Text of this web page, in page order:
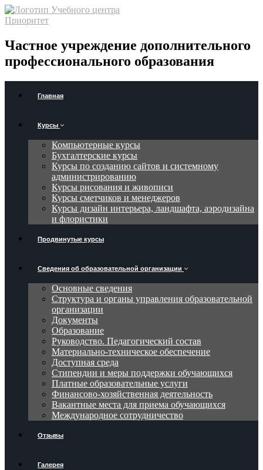
Частное учреждение дополнительного
профессионального образования
Главная
Курсы
Компьютерные курсы
Бухгалтерские курсы
Курсы по созданию сайтов и системному
администрированию
Курсы рисования и живописи
Курсы сметчиков и менеджеров
Курсы дизайн интерьера, ландшафта, аэродизайна
и флористики
Продвинутые курсы
Сведения об образовательной организации
Основные сведения
Структура и органы управления образовательной
организации
Документы
Образование
Руководство. Педагогический состав
Материально-техническое обеспечение
Доступная среда
Стипендии и меры поддержки обучающихся
Платные образовательные услуги
Финансово-хозяйственная деятельность
Вакантные места для приема обучающихся
Международное сотрудничество
Отзывы
Галерея